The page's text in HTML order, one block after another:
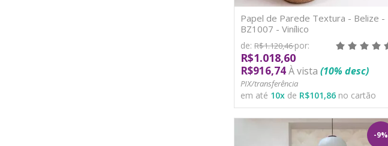
Papel de Parede Textura - Belize -
BZ1007 - Vinílico
de: R$1.120,46por:
R$1.018,60
R$916,74À vista (10% desc)
PIX/transferência
em até 10x de R$101,86 no cartão
-9%